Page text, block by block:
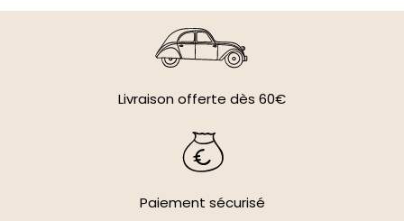
Livraison offerte dès 60€
Paiement sécurisé